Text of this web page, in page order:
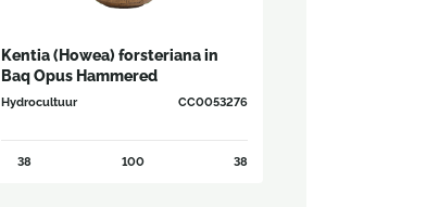
Kentia (Howea) forsteriana in
Baq Opus Hammered
Hydrocultuur CC0053276
38 100 38